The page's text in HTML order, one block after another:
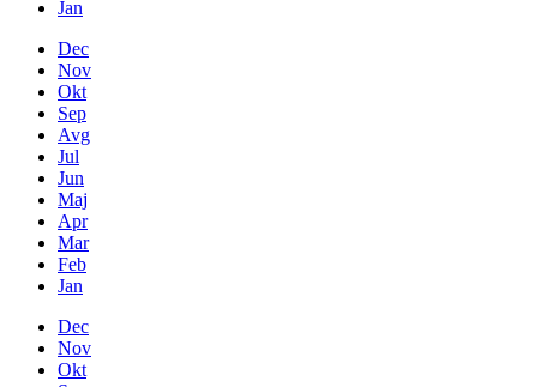
Jan
Dec
Nov
Okt
Sep
Avg
Jul
Jun
Maj
Apr
Mar
Feb
Jan
Dec
Nov
Okt